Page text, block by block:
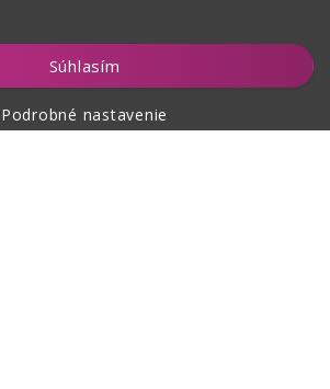
Súhlasím
Podrobné nastavenie
Vložiť do košíka